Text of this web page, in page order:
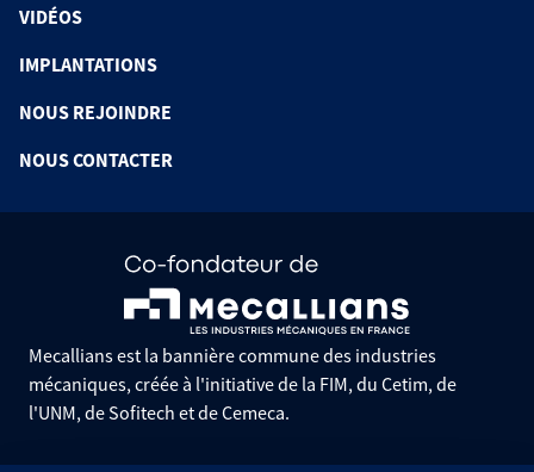
VIDÉOS
IMPLANTATIONS
NOUS REJOINDRE
NOUS CONTACTER
Mecallians est la bannière commune des industries
mécaniques, créée à l'initiative de la FIM, du Cetim, de
l'UNM, de Sofitech et de Cemeca.